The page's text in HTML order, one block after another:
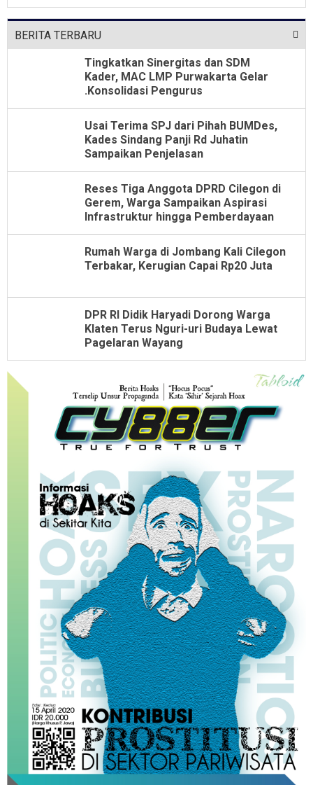
Utama
BERITA TERBARU
Tingkatkan Sinergitas dan SDM
Kader, MAC LMP Purwakarta Gelar
.Konsolidasi Pengurus
Usai Terima SPJ dari Pihah BUMDes,
Kades Sindang Panji Rd Juhatin
Sampaikan Penjelasan
Reses Tiga Anggota DPRD Cilegon di
Gerem, Warga Sampaikan Aspirasi
Infrastruktur hingga Pemberdayaan
Rumah Warga di Jombang Kali Cilegon
Terbakar, Kerugian Capai Rp20 Juta
DPR RI Didik Haryadi Dorong Warga
Klaten Terus Nguri-uri Budaya Lewat
Pagelaran Wayang